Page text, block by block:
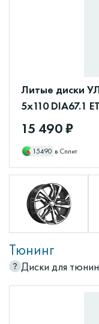
Литые диски
5x110 DIA67.1
15 490 ₽
15490 в Сплит
Тюнинг
Диски для